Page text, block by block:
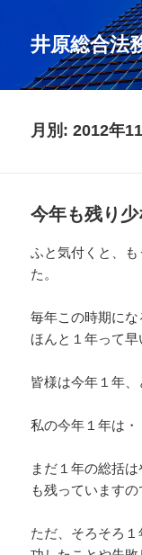
井原総合法
月別: 2012年
今年も残り
ふと気付くと、
た。
毎年この時期にな
ほんと１年って早
皆様は今年１年
私の今年１年は・
まだ１年の総括
も残っていますの
ただ、そろそろ